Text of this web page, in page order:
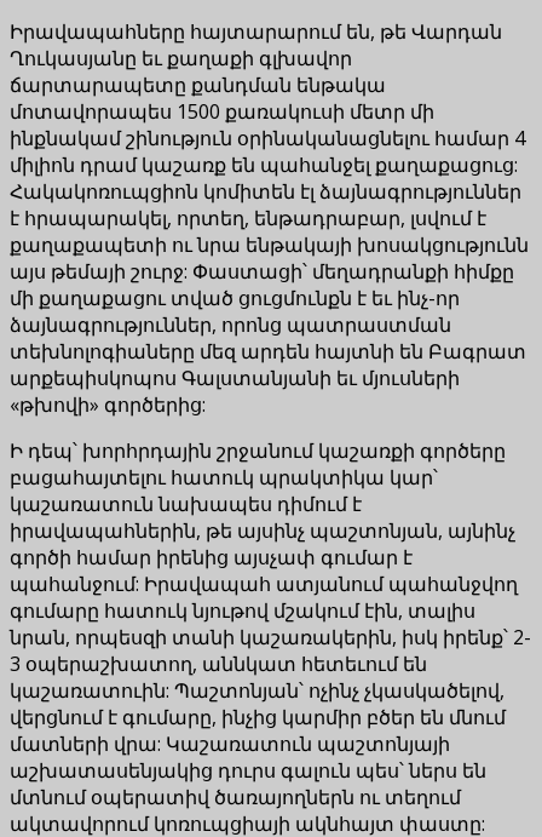
Իրավապահները հայտարարում են, թե Վարդան
Ղուկասյանը եւ քաղաքի գլխավոր
ճարտարապետը քանդման ենթակա
մոտավորապես 1500 քառակուսի մետր մի
ինքնակամ շինություն օրինականացնելու համար 4
միլիոն դրամ կաշառք են պահանջել քաղաքացուց:
Հակակոռուպցիոն կոմիտեն էլ ձայնագրություններ
է հրապարակել, որտեղ, ենթադրաբար, լսվում է
քաղաքապետի ու նրա ենթակայի խոսակցությունն
այս թեմայի շուրջ: Փաստացի՝ մեղադրանքի հիմքը
մի քաղաքացու տված ցուցմունքն է եւ ինչ-որ
ձայնագրություններ, որոնց պատրաստման
տեխնոլոգիաները մեզ արդեն հայտնի են Բագրատ
արքեպիսկոպոս Գալստանյանի եւ մյուսների
«թխովի» գործերից:
Ի դեպ՝ խորհրդային շրջանում կաշառքի գործերը
բացահայտելու հատուկ պրակտիկա կար՝
կաշառատուն նախապես դիմում է
իրավապահներին, թե այսինչ պաշտոնյան, այնինչ
գործի համար իրենից այսչափ գումար է
պահանջում: Իրավապահ ատյանում պահանջվող
գումարը հատուկ նյութով մշակում էին, տալիս
նրան, որպեսզի տանի կաշառակերին, իսկ իրենք՝ 2-
3 օպերաշխատող, աննկատ հետեւում են
կաշառատուին: Պաշտոնյան՝ ոչինչ չկասկածելով,
վերցնում է գումարը, ինչից կարմիր բծեր են մնում
մատների վրա: Կաշառատուն պաշտոնյայի
աշխատասենյակից դուրս գալուն պես՝ ներս են
մտնում օպերատիվ ծառայողներն ու տեղում
ակտավորում կոռուպցիայի ակնհայտ փաստը: